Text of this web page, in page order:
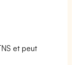
et peut